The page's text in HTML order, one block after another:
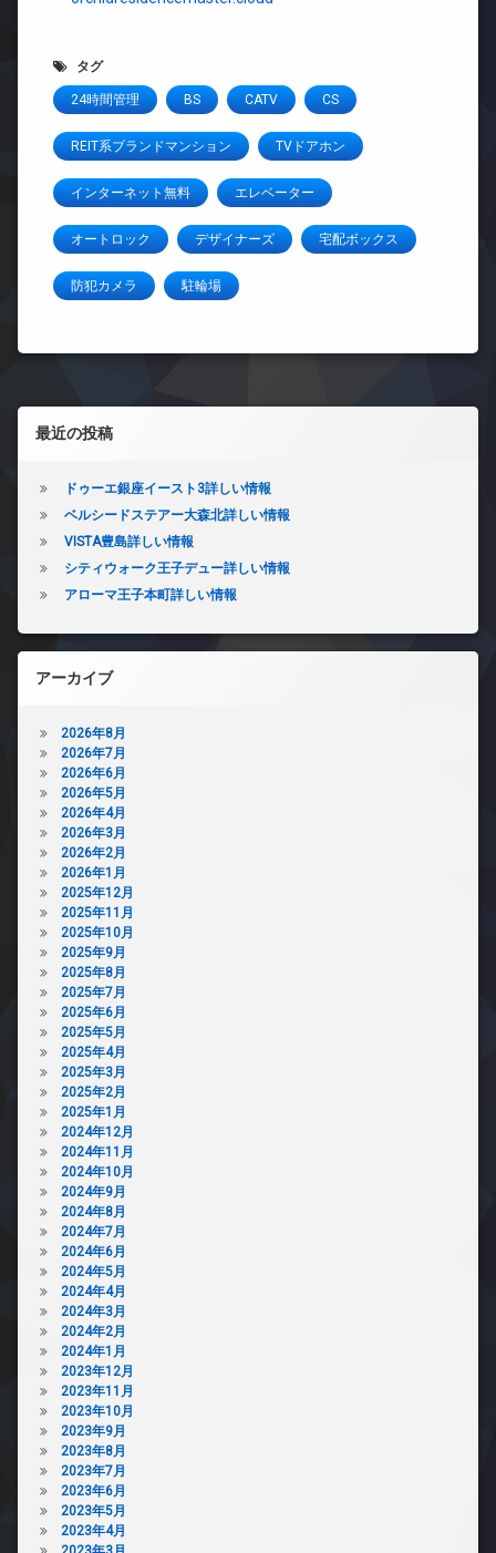
タグ
24時間管理 BS CATV CS
REIT系ブランドマンション TVドアホン
インターネット無料 エレベーター
オートロック デザイナーズ 宅配ボックス
防犯カメラ 駐輪場
左サイドバー
最近の投稿
ドゥーエ銀座イースト3詳しい情報
ベルシードステアー大森北詳しい情報
VISTA豊島詳しい情報
シティウォーク王子デュー詳しい情報
アローマ王子本町詳しい情報
アーカイブ
2026年8月
2026年7月
2026年6月
2026年5月
2026年4月
2026年3月
2026年2月
2026年1月
2025年12月
2025年11月
2025年10月
2025年9月
2025年8月
2025年7月
2025年6月
2025年5月
2025年4月
2025年3月
2025年2月
2025年1月
2024年12月
2024年11月
2024年10月
2024年9月
2024年8月
2024年7月
2024年6月
2024年5月
2024年4月
2024年3月
2024年2月
2024年1月
2023年12月
2023年11月
2023年10月
2023年9月
2023年8月
2023年7月
2023年6月
2023年5月
2023年4月